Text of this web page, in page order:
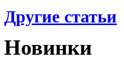
Другие статьи
Новинки